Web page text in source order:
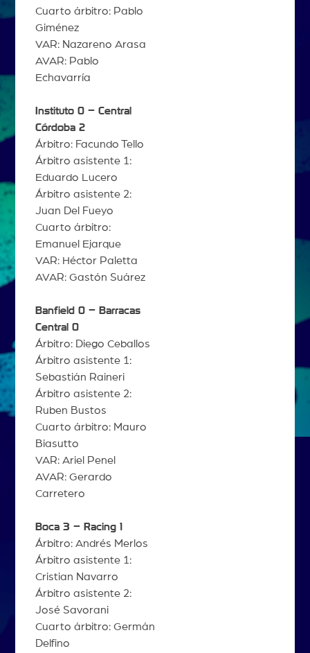
Cuarto árbitro: Pablo
Giménez
VAR: Nazareno Arasa
AVAR: Pablo
Echavarría
Instituto 0 – Central
Córdoba 2
Árbitro: Facundo Tello
Árbitro asistente 1:
Eduardo Lucero
Árbitro asistente 2:
Juan Del Fueyo
Cuarto árbitro:
Emanuel Ejarque
VAR: Héctor Paletta
AVAR: Gastón Suárez
Banfield 0 – Barracas
Central 0
Árbitro: Diego Ceballos
Árbitro asistente 1:
Sebastián Raineri
Árbitro asistente 2:
Ruben Bustos
Cuarto árbitro: Mauro
Biasutto
VAR: Ariel Penel
AVAR: Gerardo
Carretero
Boca 3 – Racing 1
Árbitro: Andrés Merlos
Árbitro asistente 1:
Cristian Navarro
Árbitro asistente 2:
José Savorani
Cuarto árbitro: Germán
Delfino